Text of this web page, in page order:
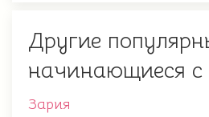
Другие
начинающиеся с
Зария